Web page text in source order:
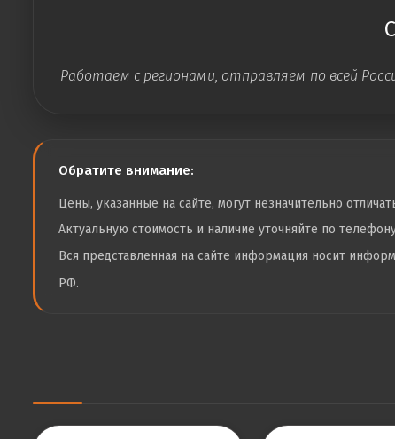
Работаем с регионами, отправляем по всей
Обратите внимание:
Цены, указанные на сайте, могут незначительно
Актуальную стоимость и наличие уточняйте по
Вся представленная на сайте информация носит
РФ.